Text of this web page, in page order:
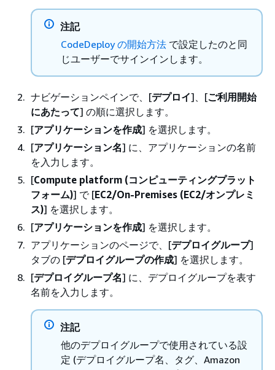
注記
CodeDeploy の開始方法 で設定したのと同
じユーザーでサインインします。
ナビゲーションペインで、[デプロイ]、[ご利用開始
にあたって] の順に選択します。
[アプリケーションを作成] を選択します。
[アプリケーション名] に、アプリケーションの名前
を入力します。
[Compute platform (コンピューティングプラット
フォーム)] で [EC2/On-Premises (EC2/オンプレミ
ス)] を選択します。
[アプリケーションを作成] を選択します。
アプリケーションのページで、[デプロイグループ]
タブの [デプロイグループの作成] を選択します。
[デプロイグループ名] に、デプロイグループを表す
名前を入力します。
注記
他のデプロイグループで使用されている設
定 (デプロイグループ名、タグ、Amazon